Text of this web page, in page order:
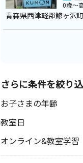
0歳～
青森県西津軽郡鰺ヶ沢
さらに条件を絞り
お子さまの年齢
教室日
オンライン&教室学習